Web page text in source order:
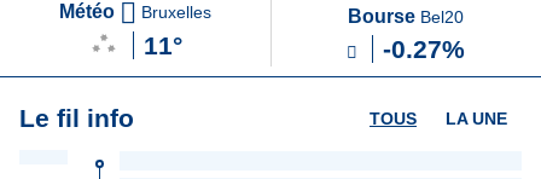
Météo Bruxelles
11°
Bourse Bel20
-0.27%
Le fil info LA UNE
TOUS